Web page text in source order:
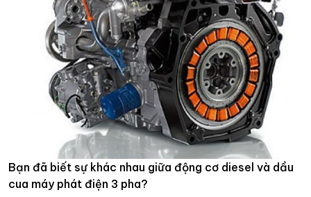
Bạn đã biết sự khác nhau giữa động cơ diesel và dầu
cua máy phát điện 3 pha?